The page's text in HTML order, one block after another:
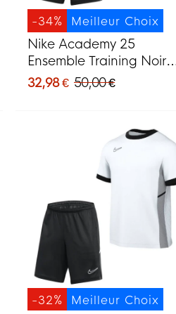
Meilleur Choix
-34%
Nike Academy 25
Ensemble Training Noir
Gris Blanc
32,98 € 50,00 €
Meilleur Choix
-32%